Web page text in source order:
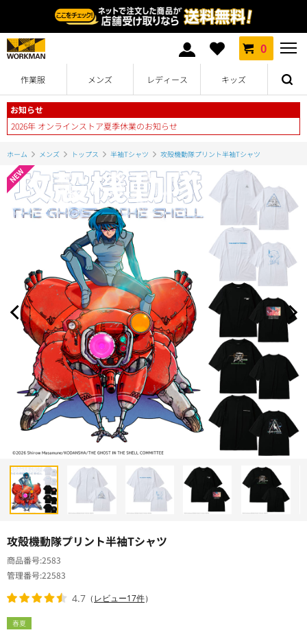
0
作業服 メンズ レディース キッズ
お知らせ
2026年 オンラインストア夏季休業のお知らせ
ホーム メンズ トップス 半袖Tシャツ 攻殻機動隊プリント半袖Tシャツ
攻殻機動隊プリント半袖Tシャツ
春夏
商品番号2583
管理番号22583
4.7 （レビュー17件）